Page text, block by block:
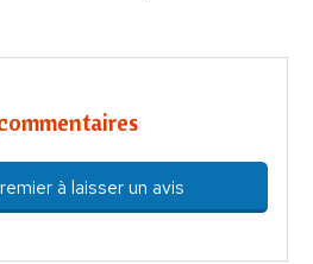
à laisser un avis